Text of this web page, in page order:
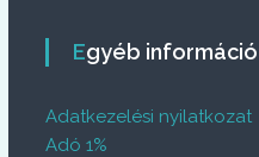
Egyéb információ
Adatkezelési nyilatkozat
Adó 1%